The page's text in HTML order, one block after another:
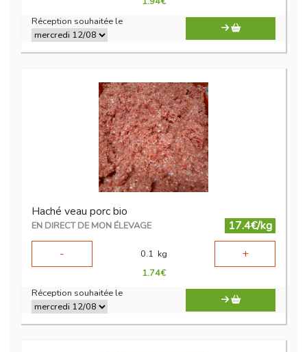
Réception souhaitée le
Haché veau porc bio
EN DIRECT DE MON ÉLEVAGE
17.4€/kg
-
0.1 kg +
1.74€
Réception souhaitée le